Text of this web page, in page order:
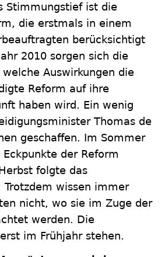
Stimmungstief ist die
die erstmals in einem
berücksichtigt
2010 sorgen sich die
Auswirkungen die
Reform auf ihre
haben wird. Ein wenig
Thomas de
geschaffen. Im Sommer
der Reform
folgte das
Trotzdem wissen immer
nicht, wo sie im Zuge der
werden. Die
im Frühjahr stehen.